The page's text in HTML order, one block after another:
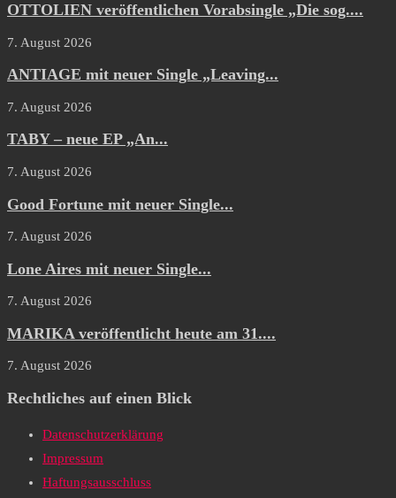
OTTOLIEN veröffentlichen Vorabsingle „Die sog....
7. August 2026
ANTIAGE mit neuer Single „Leaving...
7. August 2026
TABY – neue EP „An...
7. August 2026
Good Fortune mit neuer Single...
7. August 2026
Lone Aires mit neuer Single...
7. August 2026
MARIKA veröffentlicht heute am 31....
7. August 2026
Rechtliches auf einen Blick
Datenschutzerklärung
Impressum
Haftungsausschluss